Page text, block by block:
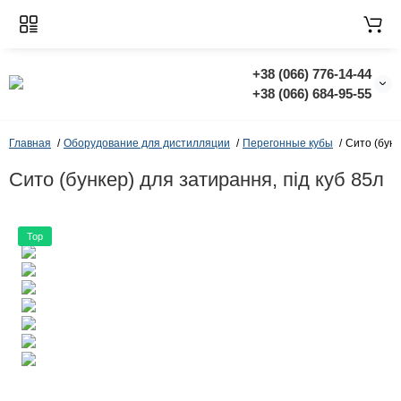
+38 (066) 776-14-44
‭+38 (066) 684-95-55‬
Главная Оборудование для дистилляции Перегонные кубы Сито
Сито (бункер) для затирання, під куб 85л
Top